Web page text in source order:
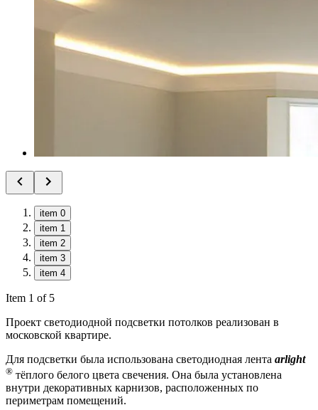
item 0
item 1
item 2
item 3
item 4
Item 1 of 5
Проект светодиодной подсветки потолков реализован в
московской квартире.
Для подсветки была использована светодиодная лента arlight
® тёплого белого цвета свечения. Она была установлена
внутри декоративных карнизов, расположенных по
периметрам помещений.